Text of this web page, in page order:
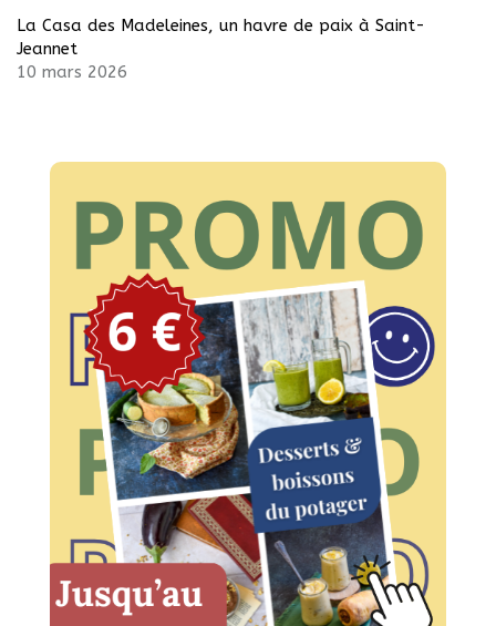
La Casa des Madeleines, un havre de paix à Saint-
Jeannet
10 mars 2026